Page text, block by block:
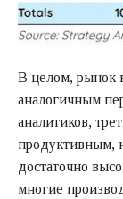
В целом, рынок
аналогичным
аналитиков,
продуктивным,
достаточно
многие